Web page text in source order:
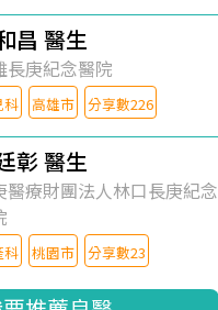
昌 醫生
長庚紀念醫院
科 高雄市 分享數226
彰 醫生
醫療財團法人林口長庚紀念
科 桃園市 分享數23